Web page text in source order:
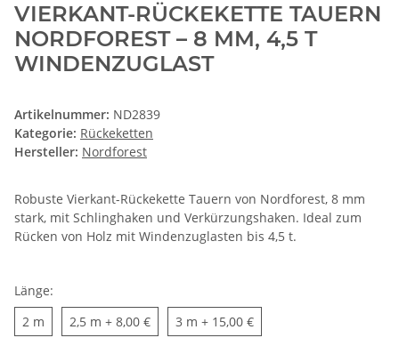
VIERKANT-RÜCKEKETTE TAUERN
NORDFOREST – 8 MM, 4,5 T
WINDENZUGLAST
Artikelnummer: ND2839
Kategorie: Rückeketten
Hersteller: Nordforest
Robuste Vierkant-Rückekette Tauern von Nordforest, 8 mm
stark, mit Schlinghaken und Verkürzungshaken. Ideal zum
Rücken von Holz mit Windenzuglasten bis 4,5 t.
Länge:
2 m
2,5 m 2,5 m
+ 8,00 € 3 m 3 m
+ 15,00 €